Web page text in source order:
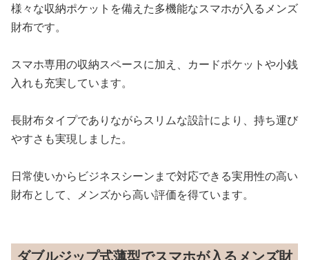
様々な収納ポケットを備えた多機能なスマホが入るメンズ
財布です。
スマホ専用の収納スペースに加え、カードポケットや小銭
入れも充実しています。
長財布タイプでありながらスリムな設計により、持ち運び
やすさも実現しました。
日常使いからビジネスシーンまで対応できる実用性の高い
財布として、メンズから高い評価を得ています。